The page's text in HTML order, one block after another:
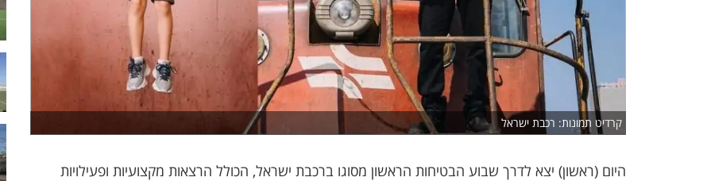
קרדיט תמונות: רכבת ישראל
היום (ראשון) יצא לדרך שבוע הבטיחות הראשון מסוגו ברכבת ישראל, הכולל הרצאות מקצועיות ופעילויות